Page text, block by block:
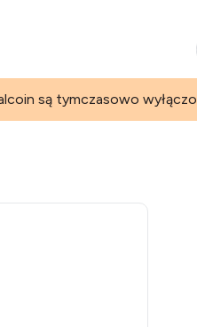
są tymczasowo